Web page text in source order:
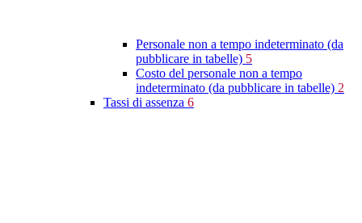
Personale non a tempo indeterminato (da
pubblicare in tabelle) 5
Costo del personale non a tempo
indeterminato (da pubblicare in tabelle) 2
Tassi di assenza 6